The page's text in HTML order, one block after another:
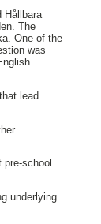
Hållbara
The
One of the
was
lead
school
underlying